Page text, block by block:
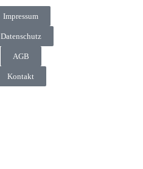
Impressum
Datenschutz
AGB
Kontakt